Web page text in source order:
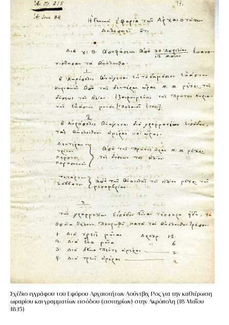
Σχέδιο εγγράφου του Εφόρου Αρχαιοτήτων Λούντβιχ Ρος για την καθιέρωση
ωραρίου και γραμματίων εισόδου (εισιτηρίων) στην Ακρόπολη (18 Μαΐου
1835)